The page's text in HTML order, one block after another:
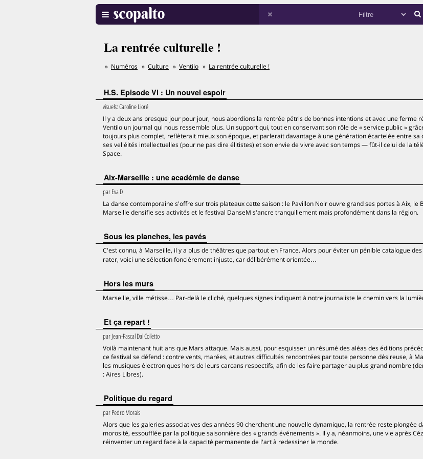
La rentrée culturelle !
Numéros Culture Ventilo La rentrée culturelle !
H.S. Episode VI : Un nouvel espoir
visuels:Caroline Lioré
Il y a deux ans presque jour pour jour, nous abordions la rentrée pétris de bonnes intentions et avec une ferme
Ventilo un journal qui nous ressemble plus. Un support qui, tout en conservant son rôle de « service public »
toujours plus complet, reflèterait mieux son époque, et parlerait davantage à une génération écartelée entre sa
ses velléités intellectuelles (pour ne pas dire élitistes) et son envie de vivre avec son temps — fût-il celui de la
Space.
Aix-Marseille : une académie de danse
parEva D
La danse contemporaine s'offre sur trois plateaux cette saison : le Pavillon Noir ouvre grand ses portes à Aix, le
Marseille densifie ses activités et le festival DanseM s'ancre tranquillement mais profondément dans la région.
Sous les planches, les pavés
C'est connu, à Marseille, il y a plus de théâtres que partout en France. Alors pour éviter un pénible catalogue
rater, voici une sélection foncièrement injuste, car délibérément orientée…
Hors les murs
Marseille, ville métisse… Par-delà le cliché, quelques signes indiquent à notre journaliste le chemin vers la
Et ça repart !
parJean-Pascal Dal Colletto
Voilà maintenant huit ans que Mars attaque. Mais aussi, pour esquisser un résumé des aléas des éditions
ce festival se défend : contre vents, marées, et autres difficultés rencontrées par toute personne désireuse, à
les musiques électroniques hors de leurs carcans respectifs, afin de les faire partager au plus grand nombre
: Aires Libres).
Politique du regard
parPedro Morais
Alors que les galeries associatives des années 90 cherchent une nouvelle dynamique, la rentrée reste plongée
morosité, essoufflée par la politique saisonnière des « grands événements ». Il y a, néanmoins, une vie après
réinventer un regard face à la capacité permanente de l'art à redessiner le monde.